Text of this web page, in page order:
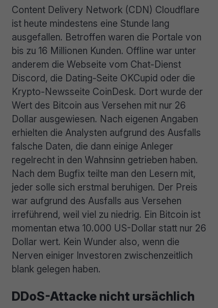
Content Delivery Network (CDN) Cloudflare
ist heute mindestens eine Stunde lang
ausgefallen. Betroffen waren die Portale von
bis zu 16 Millionen Kunden. Offline war unter
anderem die Webseite vom Chat-Dienst
Discord, die Dating-Seite OKCupid oder die
Krypto-Newsseite CoinDesk. Dort wurde der
Wert des Bitcoin aus Versehen mit nur 26
Dollar ausgewiesen. Nach eigenen Angaben
erhielten die Analysten aufgrund des Ausfalls
falsche Daten, die dann einige Anleger
regelrecht in den Wahnsinn getrieben haben.
Nach dem Bugfix teilte man den Lesern mit,
jeder solle sich erstmal beruhigen. Der Preis
war aufgrund des Ausfalls aus Versehen
irreführend, weil viel zu niedrig. Ein Bitcoin ist
momentan etwa 10.000 US-Dollar statt nur 26
Dollar wert. Kein Wunder also, wenn die
Nerven einiger Investoren zwischenzeitlich
blank gelegen haben.
DDoS-Attacke nicht ursächlich